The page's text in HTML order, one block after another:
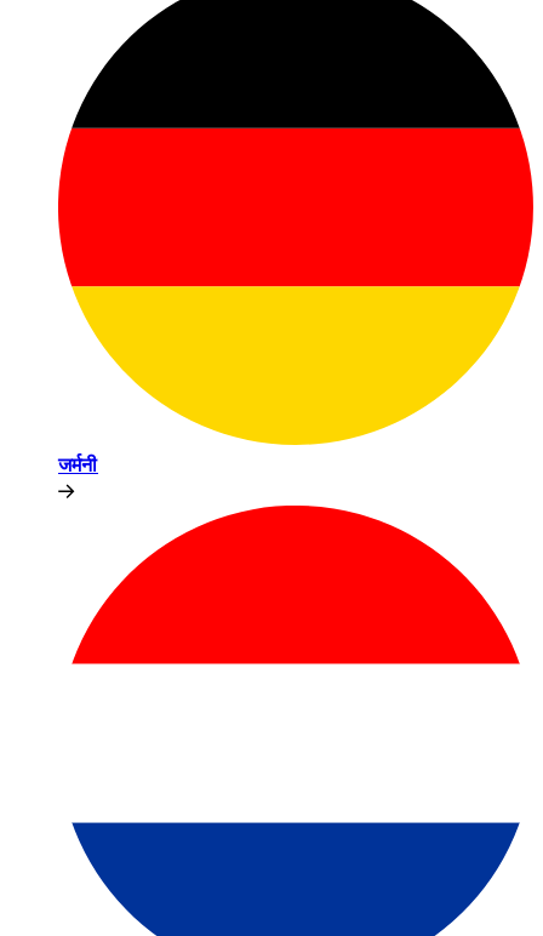
जर्मनी​​